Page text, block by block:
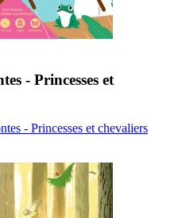
- Princesses et
- Princesses et chevaliers